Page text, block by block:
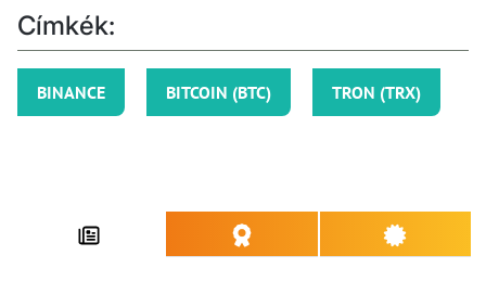
Címkék:
BINANCE BITCOIN (BTC) TRON (TRX)